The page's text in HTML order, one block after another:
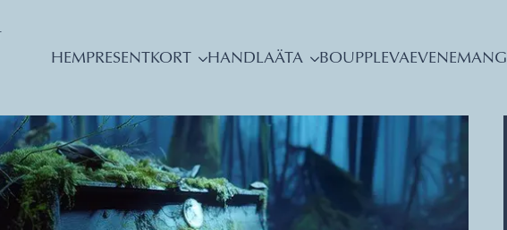
HEMPRESENTKORT HANDLAÄTA BOUPPLEVAEVENEMANG